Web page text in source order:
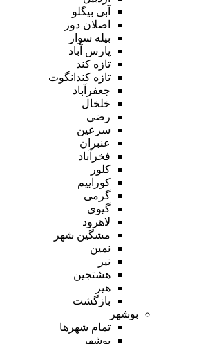
آبی بیگلو
اصلان دوز
بیله سوار
پارس آباد
تازه کند
تازه کندانگوت
جعفرآباد
خلخال
رضی
سرعین
عنبران
فخرآباد
کلور
کوراییم
گرمی
گیوی
لاهرود
مشگین شهر
نمین
نیر
هشتجین
هیر
بازگشت
بوشهر
تمام شهر‌ها
بوشهر